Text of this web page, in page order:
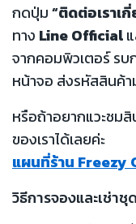
กดปุ่ม“ติดต่อเราเ
ทาง Line Official
จากคอมพิวเตอร์ ร
หน้าจอ ส่งรหัสสินค้า
หรือถ้าอยากแวะชม
ของเราได้เลยค่ะ
แผนที่ร้าน Freezy
วิธีการจองและเช่า